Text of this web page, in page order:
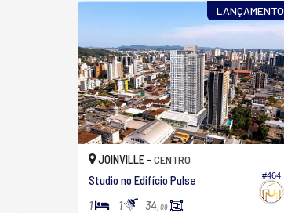
LANÇAMENTO
#464
JOINVILLE - CENTRO
Studio no Edifício Pulse
1 1 34,09